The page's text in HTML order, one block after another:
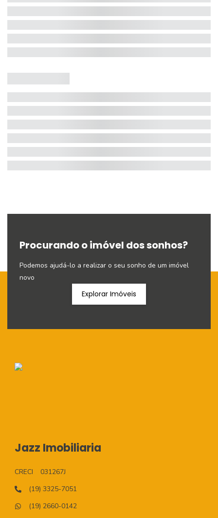
Procurando o imóvel dos sonhos?
Podemos ajudá-lo a realizar o seu sonho de um imóvel
novo
Explorar Imóveis
Jazz Imobiliaria
CRECI
031267J
(19) 3325-7051
(19) 2660-0142